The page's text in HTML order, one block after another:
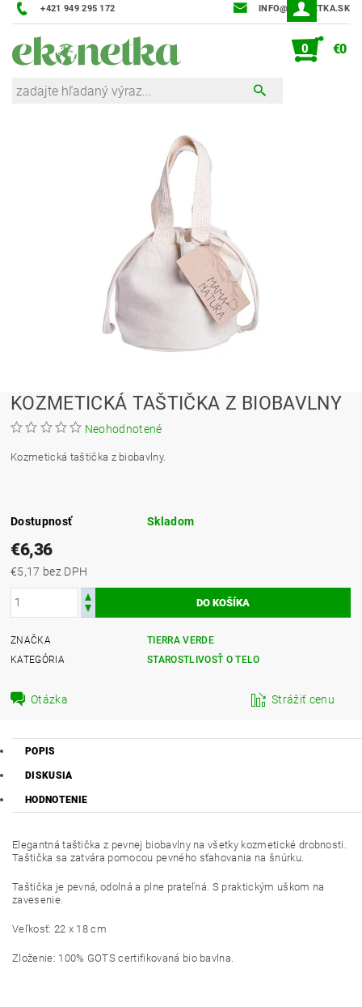
+421 949 295 172 INFO@EKONETKA.SK
0 €0
KOZMETICKÁ TAŠTIČKA Z BIOBAVLNY
Neohodnotené
Kozmetická taštička z biobavlny.
Dostupnosť Skladom
€6,36
€5,17 bez DPH
ZNAČKA
TIERRA VERDE
KATEGÓRIA
STAROSTLIVOSŤ O TELO
Otázka Strážiť cenu
POPIS
DISKUSIA
HODNOTENIE
Elegantná taštička z pevnej biobavlny na všetky kozmetické drobnosti.
Taštička sa zatvára pomocou pevného sťahovania na šnúrku.
Taštička je pevná, odolná a plne prateľná. S praktickým uškom na
zavesenie.
Veľkosť: 22 x 18 cm
Zloženie: 100% GOTS certifikovaná bio bavlna.